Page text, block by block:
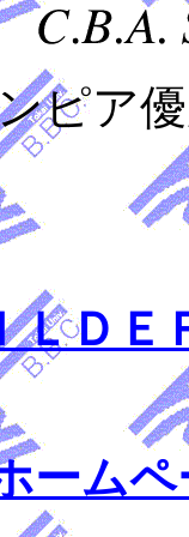
ピア
ＬＤ
ーム